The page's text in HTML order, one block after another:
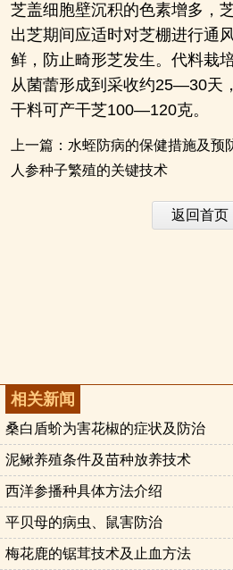
芝盖细胞壁沉积的色素增多，
出芝期间应适时对芝棚进行通
鲜，防止畸形芝发生。代料栽
从菌蕾形成到采收约25―30天
干料可产干芝100―120克。
上一篇： 水蛭防病的保健措施及预
人参种子繁殖的关键技术
返回首页
相关新闻
桑白盾蚧为害花椒的症状及防治
泥鳅养殖条件及苗种放养技术
西洋参播种具体方法介绍
平贝母的病虫、鼠害防治
梅花鹿的锯茸技术及止血方法